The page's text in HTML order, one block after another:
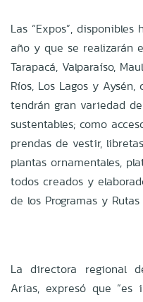
Las “Expos”,
año y que se realizarán
Tarapacá, Valparaíso,
Ríos, Los Lagos y
tendrán gran variedad
sustentables; como
prendas de vestir,
plantas ornamentales,
todos creados y
de los Programas y Rutas
La directora regional
Arias, expresó que